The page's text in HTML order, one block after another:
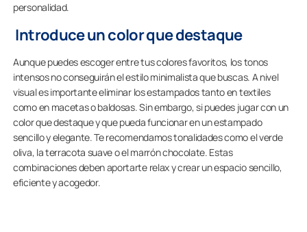
personalidad.
Introduce un color que destaque
Aunque puedes escoger entre tus colores favoritos, los tonos
intensos no conseguirán el estilo minimalista que buscas. A nivel
visual es importante eliminar los estampados tanto en textiles
como en macetas o baldosas. Sin embargo, si puedes jugar con un
color que destaque y que pueda funcionar en un estampado
sencillo y elegante. Te recomendamos tonalidades como el verde
oliva, la terracota suave o el marrón chocolate. Estas
combinaciones deben aportarte relax y crear un espacio sencillo,
eficiente y acogedor.